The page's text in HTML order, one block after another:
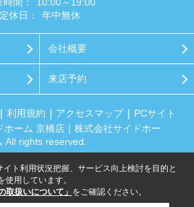
間：
10:00～19:00
定休日：
年中無休
会社概要
来店予約
利用規約 アクセスマップ
PCサイト
ーム 京橋店｜株式会社サイドホー
All rights reserved.
ト利用状況把握、サービス向上検討を目的と
用しています。
取扱いについて」 をご確認ください。